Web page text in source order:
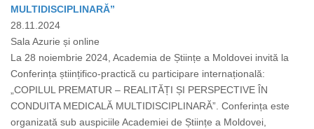
MULTIDISCIPLINARĂ”
28.11.2024
Sala Azurie și online
La 28 noiembrie 2024, Academia de Științe a Moldovei invită la
Conferința științifico-practică cu participare internațională:
„COPILUL PREMATUR – REALITĂȚI ȘI PERSPECTIVE ÎN
CONDUITA MEDICALĂ MULTIDISCIPLINARĂ”. Conferința este
organizată sub auspiciile Academiei de Științe a Moldovei,